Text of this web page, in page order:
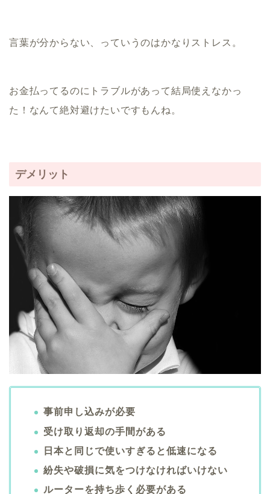
言葉が分からない、っていうのはかなりストレス。
お金払ってるのにトラブルがあって結局使えなかっ
た！なんて絶対避けたいですもんね。
デメリット
事前申し込みが必要
受け取り返却の手間がある
日本と同じで使いすぎると低速になる
紛失や破損に気をつけなければいけない
ルーターを持ち歩く必要がある